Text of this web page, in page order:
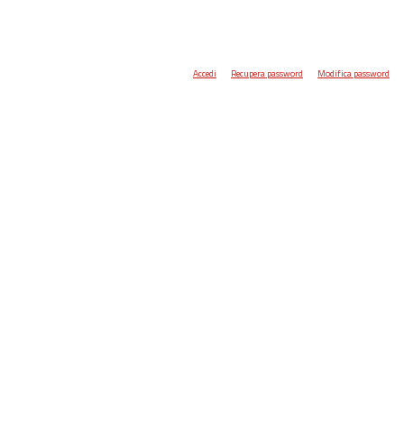
Accedi Recupera password Modifica password